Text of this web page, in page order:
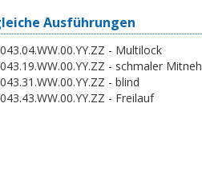
Ausführungen
- Multilock
- schmaler
- blind
- Freilauf